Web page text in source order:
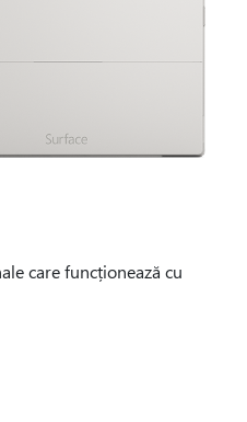
care funcționează cu